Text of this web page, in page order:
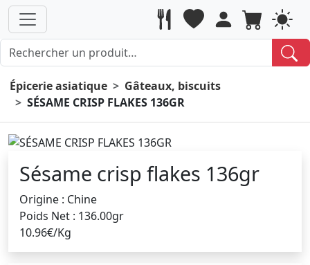
Épicerie asiatique
Gâteaux, biscuits
SÉSAME CRISP FLAKES 136GR
Sésame crisp flakes 136gr
Origine : Chine
Poids Net : 136.00gr
10.96€/Kg